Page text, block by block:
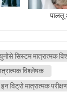
पालतू
सिस्टम मात्रात्मक
विश्लेषक
विट्रो मात्रात्मक